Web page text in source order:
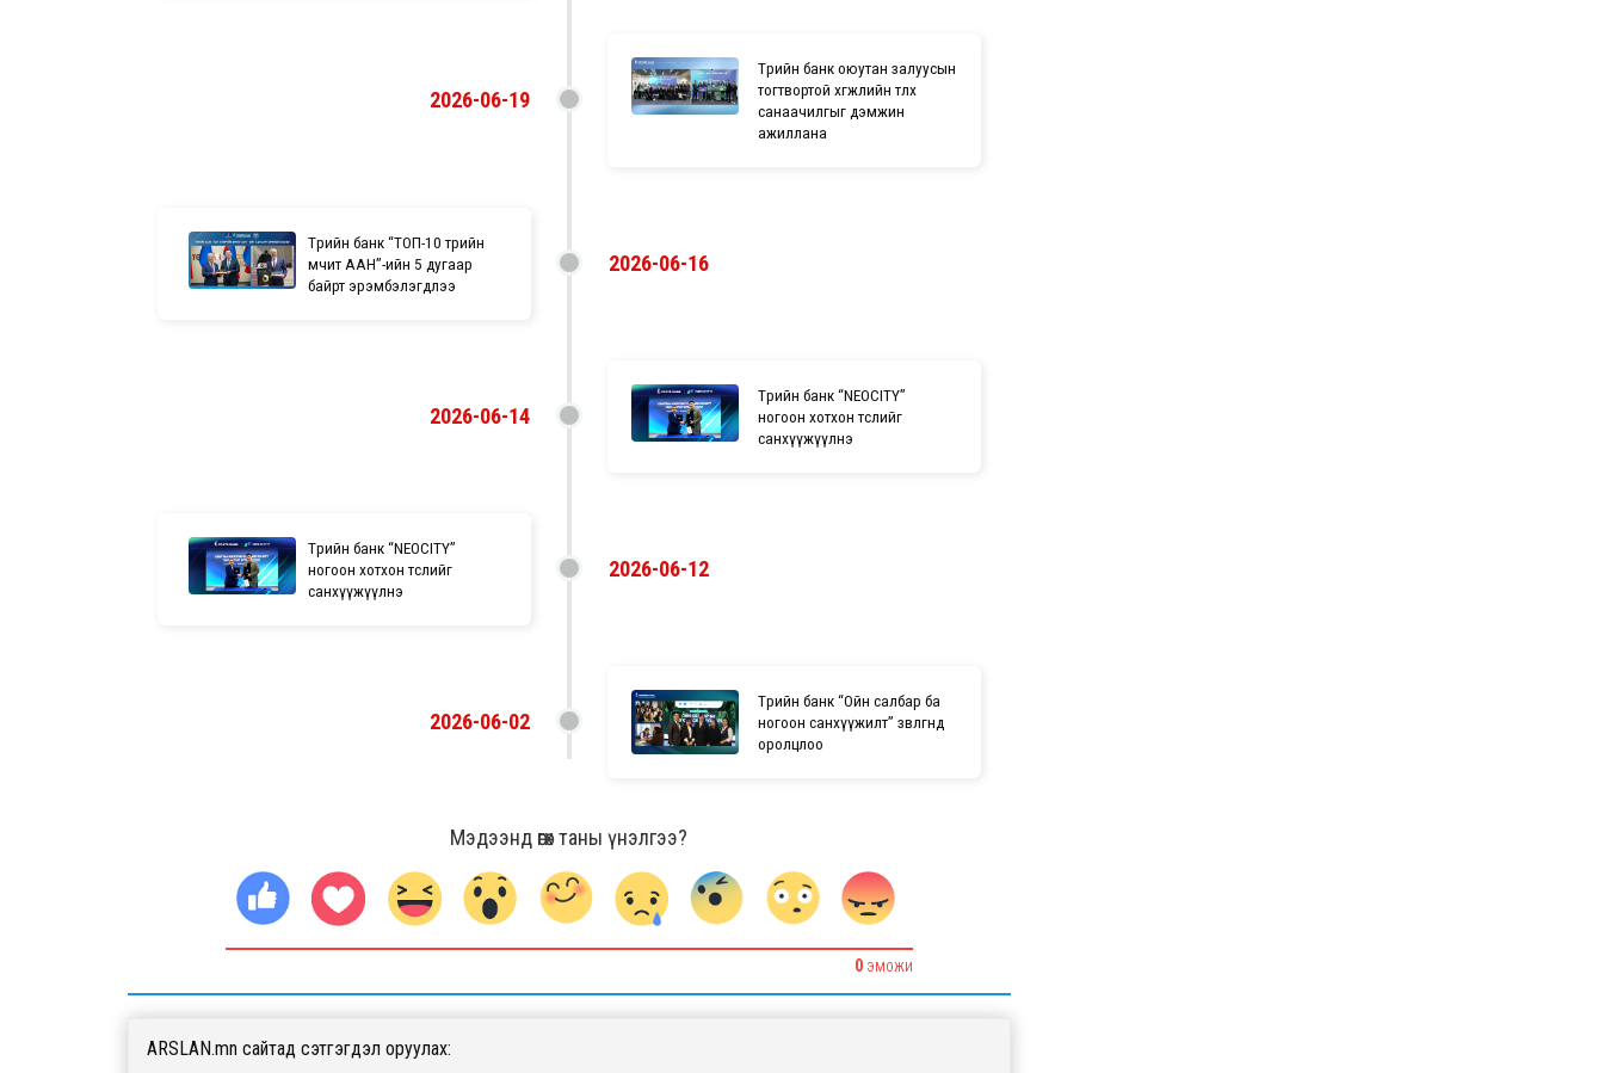
2026-06-19
Төрийн банк оюутан залуусын
тогтвортой хөгжлийн төлөөх
санаачилгыг дэмжин
ажиллана
2026-06-16
Төрийн банк “ТОП-10 төрийн
өмчит ААН”-ийн 5 дугаар
байрт эрэмбэлэгдлээ
2026-06-14
Төрийн банк “NEOCITY”
ногоон хотхон төслийг
санхүүжүүлнэ
2026-06-12
Төрийн банк “NEOCITY”
ногоон хотхон төслийг
санхүүжүүлнэ
2026-06-02
Төрийн банк “Ойн салбар ба
ногоон санхүүжилт” зөвлөгөөнд
оролцлоо
Мэдээнд өгөх таны үнэлгээ?
0 ЭМОЖИ
ARSLAN.mn сайтад сэтгэгдэл оруулах: